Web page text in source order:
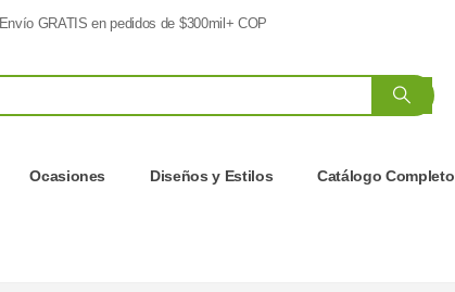
Envío GRATIS en pedidos de $300mil+ COP
Ocasiones Diseños y Estilos Catálogo Completo